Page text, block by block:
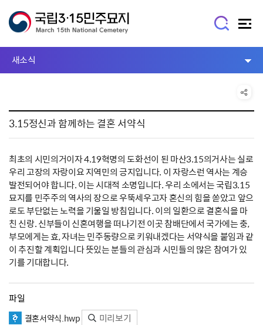
새소식
3.15정신과 함께하는 결혼 서약식
최초의 시민의거이자 4.19혁명의 도화선이 된 마산3.15의거사는 실로
우리 고장의 자랑이요 지역민의 긍지입니다. 이 자랑스런 역사는 계승
발전되어야 합니다. 이는 시대적 소명입니다. 우리 소에서는 국립3.15
묘지를 민주주의 역사의 장으로 우뚝세우고자 혼신의 힘을 쏟았고 앞으
로도 부단없는 노력을 기울일 방침입니다. 이의 일환으로 결혼식을 마
친 신랑. 신부들이 신혼여행을 떠나기전 이곳 참배단에서 국가에는 충,
부모에게는 효, 자녀는 민주동량으로 키워내겠다는 서약식을 붙임과 같
이 추진할 계획입니다 뜻있는 분들의 관심과 시민들의 많은 참여가 있
기를 기대합니다.
파일
결혼서약식.hwp 미리보기